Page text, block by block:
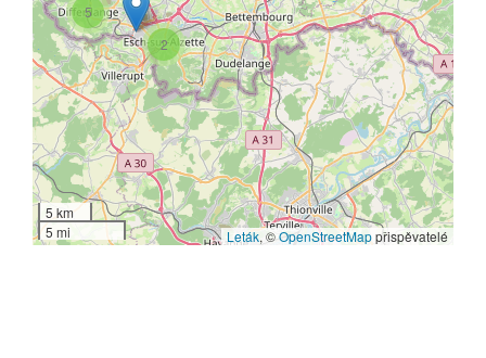
2
5
5 km
5 mi
Leták, ©OpenStreetMappřispěvatelé